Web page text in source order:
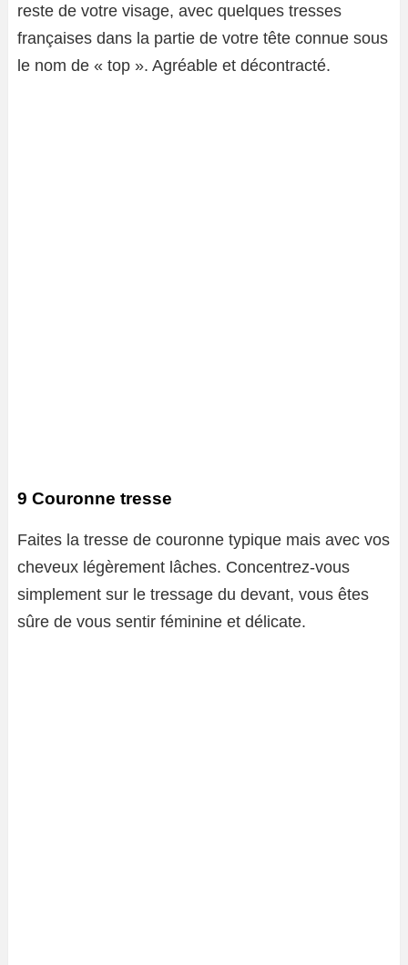
reste de votre visage, avec quelques tresses
françaises dans la partie de votre tête connue sous
le nom de « top ». Agréable et décontracté.
9 Couronne tresse
Faites la tresse de couronne typique mais avec vos
cheveux légèrement lâches. Concentrez-vous
simplement sur le tressage du devant, vous êtes
sûre de vous sentir féminine et délicate.